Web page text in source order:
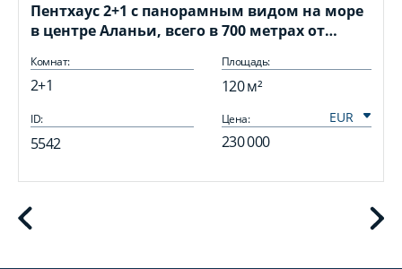
Пентхаус 2+1 с панорамным видом на море
в центре Аланьи, всего в 700 метрах от
Комнат:
2+1
Площадь:
120 м²
ID:
5542
Цена:
230 000